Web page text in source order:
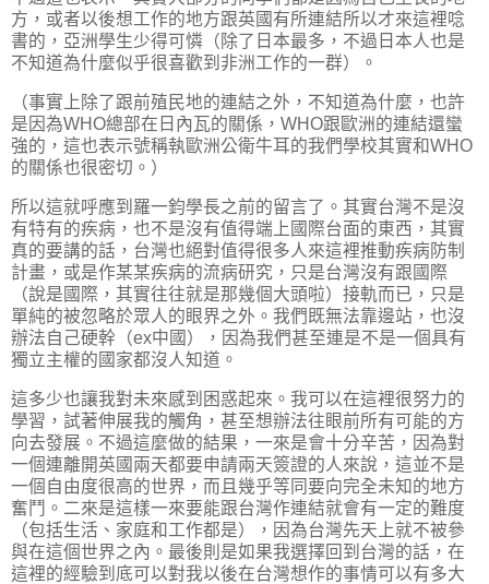
方，或者以後想工作的地方跟英國有所連結所以才來這裡唸
書的，亞洲學生少得可憐（除了日本最多，不過日本人也是
不知道為什麼似乎很喜歡到非洲工作的一群）。
（事實上除了跟前殖民地的連結之外，不知道為什麼，也許
是因為WHO總部在日內瓦的關係，WHO跟歐洲的連結還蠻
強的，這也表示號稱執歐洲公衛牛耳的我們學校其實和WHO
的關係也很密切。）
所以這就呼應到羅一鈞學長之前的留言了。其實台灣不是沒
有特有的疾病，也不是沒有值得端上國際台面的東西，其實
真的要講的話，台灣也絕對值得很多人來這裡推動疾病防制
計畫，或是作某某疾病的流病研究，只是台灣沒有跟國際
（說是國際，其實往往就是那幾個大頭啦）接軌而已，只是
單純的被忽略於眾人的眼界之外。我們既無法靠邊站，也沒
辦法自己硬幹（ex中國），因為我們甚至連是不是一個具有
獨立主權的國家都沒人知道。
這多少也讓我對未來感到困惑起來。我可以在這裡很努力的
學習，試著伸展我的觸角，甚至想辦法往眼前所有可能的方
向去發展。不過這麼做的結果，一來是會十分辛苦，因為對
一個連離開英國兩天都要申請兩天簽證的人來說，這並不是
一個自由度很高的世界，而且幾乎等同要向完全未知的地方
奮鬥。二來是這樣一來要能跟台灣作連結就會有一定的難度
（包括生活、家庭和工作都是），因為台灣先天上就不被參
與在這個世界之內。最後則是如果我選擇回到台灣的話，在
這裡的經驗到底可以對我以後在台灣想作的事情可以有多大